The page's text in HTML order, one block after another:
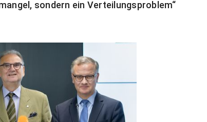
sondern ein Verteilungsproblem“